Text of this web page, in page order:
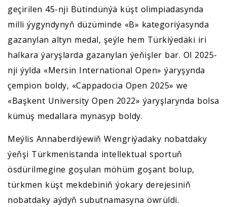
geçirilen 45-nji Bütindünýä küşt olimpiadasynda
milli ýygyndynyň düzüminde «B» kategoriýasynda
gazanylan altyn medal, şeýle hem Türkiýedäki iri
halkara ýaryşlarda gazanylan ýeňişler bar. Ol 2025-
nji ýylda «Mersin International Open» ýaryşynda
çempion boldy, «Cappadocia Open 2025» we
«Başkent University Open 2022» ýaryşlarynda bolsa
kümüş medallara mynasyp boldy.
Meýlis Annaberdiýewiň Wengriýadaky nobatdaky
ýeňşi Türkmenistanda intellektual sportuň
ösdürilmegine goşulan möhüm goşant bolup,
türkmen küşt mekdebiniň ýokary derejesiniň
nobatdaky aýdyň subutnamasyna öwrüldi.